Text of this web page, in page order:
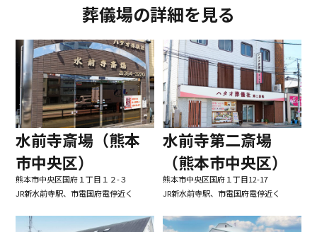
葬儀場の詳細を見る
水前寺斎場（熊本
市中央区）
熊本市中央区国府１丁目１２-３
JR新水前寺駅、市電国府電停近く
水前寺第二斎場
（熊本市中央区）
熊本市中央区国府１丁目12-17
JR新水前寺駅、市電国府電停近く